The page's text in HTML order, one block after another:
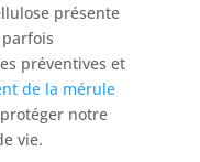
présente
préventives et
de la mérule
notre
vie.